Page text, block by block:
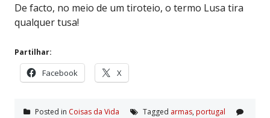
De facto, no meio de um tiroteio, o termo Lusa tira
qualquer tusa!
Partilhar:
Facebook X
Posted in Coisas da Vida Tagged armas, portugal